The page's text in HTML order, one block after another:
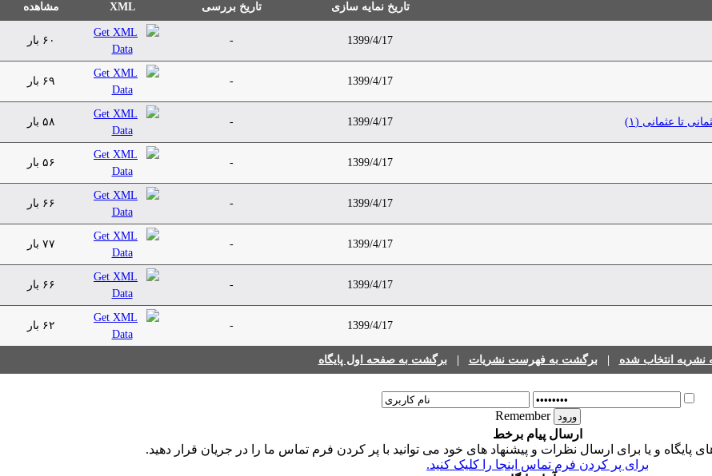
تاریخ نمایه سازی تاریخ بررسی XML مشاهده
1399/4/17
- ۶۰ بار
1399/4/17
- ۶۹ بار
تا عثمانی (۱) 1399/4/17
- ۵۸ بار
1399/4/17
- ۵۶ بار
1399/4/17
- ۶۶ بار
1399/4/17
- ۷۷ بار
1399/4/17
- ۶۶ بار
1399/4/17
- ۶۲ بار
انتخاب شده |برگشت به فهرست نشریات |برگشت به صفحه اول پایگاه
Remember
ارسال پیام برخط
و یا برای ارسال نظرات و پیشنهاد های خود می توانید با پر کردن فرم تماس ما را در جریان قرار دهید.
برای پر کردن فرم تماس اینجا را کلیک کنید.